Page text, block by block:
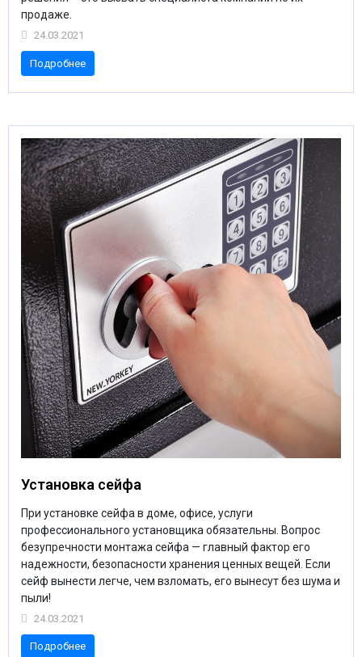
продаже.
24.03.2021
Подробнее
Установка сейфа
При установке сейфа в доме, офисе, услуги
профессионального установщика обязательны. Вопрос
безупречности монтажа сейфа — главный фактор его
надежности, безопасности хранения ценных вещей. Если
сейф вынести легче, чем взломать, его вынесут без шума и
пыли!
24.03.2021
Подробнее